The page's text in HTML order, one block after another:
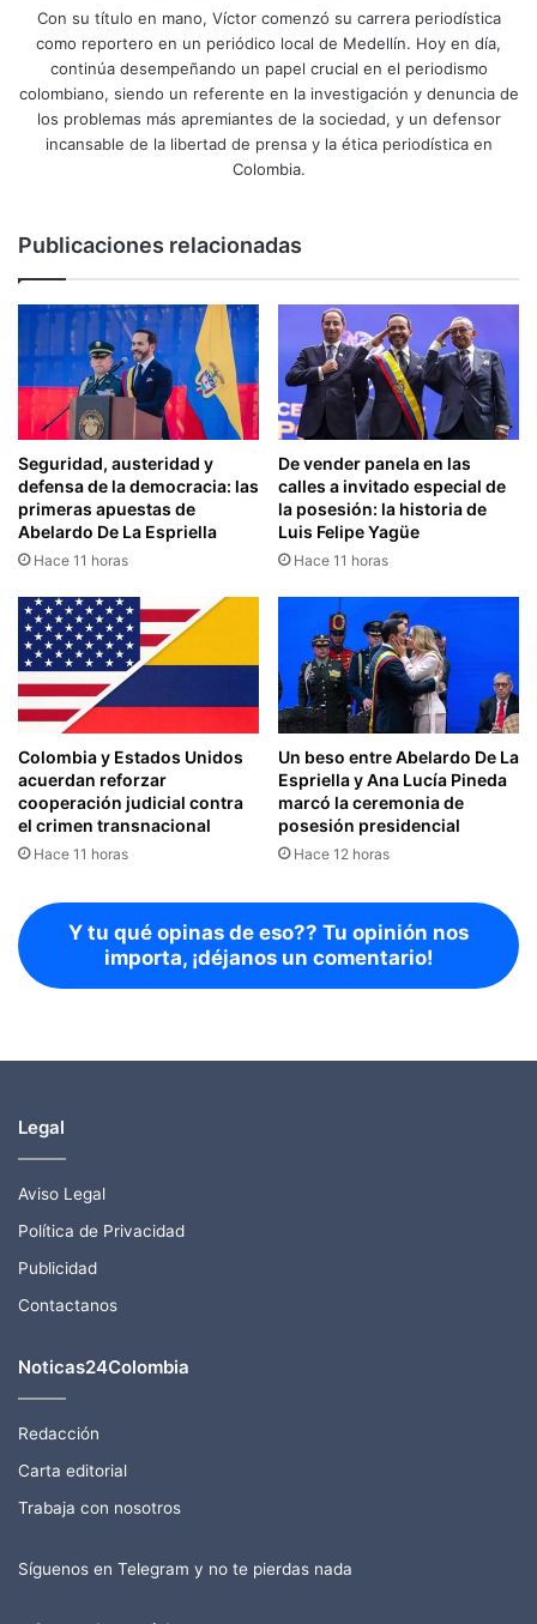
Con su título en mano, Víctor comenzó su carrera periodística
como reportero en un periódico local de Medellín. Hoy en día,
continúa desempeñando un papel crucial en el periodismo
colombiano, siendo un referente en la investigación y denuncia de
los problemas más apremiantes de la sociedad, y un defensor
incansable de la libertad de prensa y la ética periodística en
Colombia.
Publicaciones relacionadas
Seguridad, austeridad y
defensa de la democracia: las
primeras apuestas de
Abelardo De La Espriella
Hace 11 horas
De vender panela en las
calles a invitado especial de
la posesión: la historia de
Luis Felipe Yagüe
Hace 11 horas
Colombia y Estados Unidos
acuerdan reforzar
cooperación judicial contra
el crimen transnacional
Hace 11 horas
Un beso entre Abelardo De La
Espriella y Ana Lucía Pineda
marcó la ceremonia de
posesión presidencial
Hace 12 horas
Y tu qué opinas de eso?? Tu opinión nos
importa, ¡déjanos un comentario!
Legal
Aviso Legal
Política de Privacidad
Publicidad
Contactanos
Noticas24Colombia
Redacción
Carta editorial
Trabaja con nosotros
Síguenos en Telegram y no te pierdas nada